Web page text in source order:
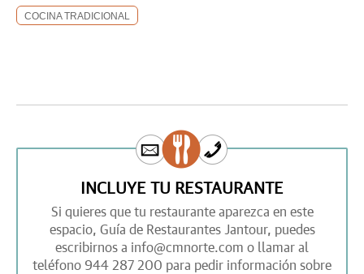
COCINA TRADICIONAL
INCLUYE TU RESTAURANTE
Si quieres que tu restaurante aparezca en este
espacio, Guía de Restaurantes Jantour, puedes
escribirnos a info@cmnorte.com o llamar al
teléfono 944 287 200 para pedir información sobre